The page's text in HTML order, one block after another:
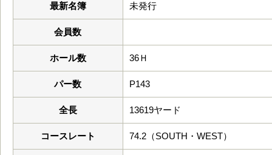
最新名簿 未発行
会員数
ホール数 36Ｈ
パー数 P143
全長 13619ヤード
コースレート 74.2（SOUTH・WEST）